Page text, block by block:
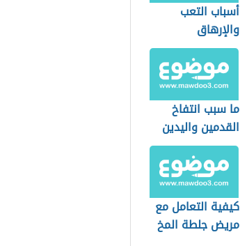
أسباب التعب
والإرهاق
ما سبب انتفاخ
القدمين واليدين
كيفية التعامل مع
مريض جلطة المخ